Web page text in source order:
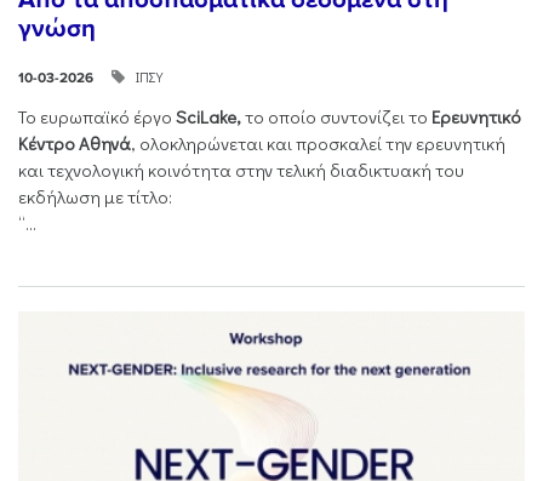
γνώση
10-03-2026 ΙΠΣΥ
Το ευρωπαϊκό έργο SciLake,το οποίο συντονίζει το Ερευνητικό
Κέντρο Αθηνά, ολοκληρώνεται και προσκαλεί την ερευνητική
και τεχνολογική κοινότητα στην τελική διαδικτυακή του
εκδήλωση με τίτλο:
“...